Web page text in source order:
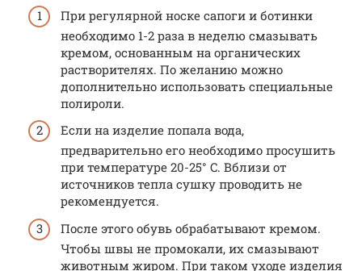
При регулярной носке сапоги и ботинки
необходимо 1-2 раза в неделю смазывать
кремом, основанным на органических
растворителях. По желанию можно
дополнительно использовать специальные
полироли.
Если на изделие попала вода,
предварительно его необходимо просушить
при температуре 20-25° C. Вблизи от
источников тепла сушку проводить не
рекомендуется.
После этого обувь обрабатывают кремом.
Чтобы швы не промокали, их смазывают
животным жиром. При таком уходе изделия